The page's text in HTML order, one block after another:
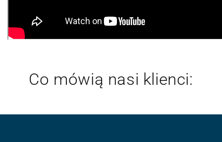
Co mówią nasi klienci: